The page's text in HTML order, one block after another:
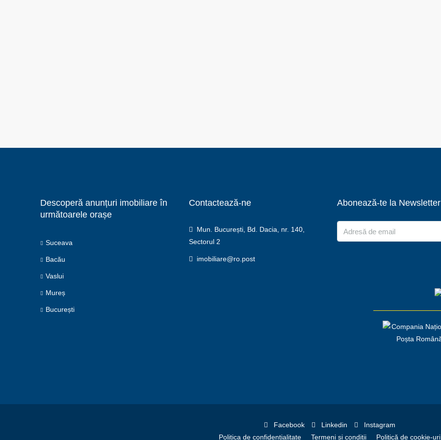
Descoperă anunțuri imobiliare în
următoarele orașe
Suceava
Bacău
Vaslui
Mureș
București
Contactează-ne
Mun. București, Bd. Dacia, nr. 140,
Sectorul 2
imobiliare@ro.post
Abonează-te la Newsletter
Facebook Linkedin
Instagram
Politica de confidențialitate
Termeni și condiții Politică de cookie-uri